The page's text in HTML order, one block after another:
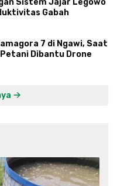
Sistem Jajar Legowo
Gabah
7 di Ngawi, Saat
Dibantu Drone